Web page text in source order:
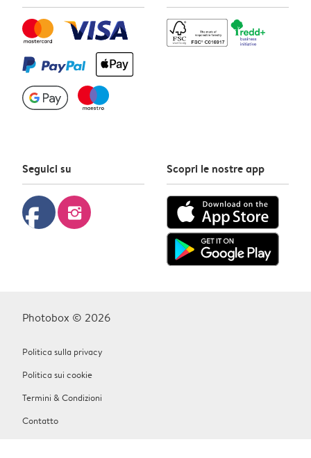
Seguici su
facebook instagram
Scopri le nostre app
Photobox © 2026
Politica sulla privacy
Politica sui cookie
Termini & Condizioni
Contatto